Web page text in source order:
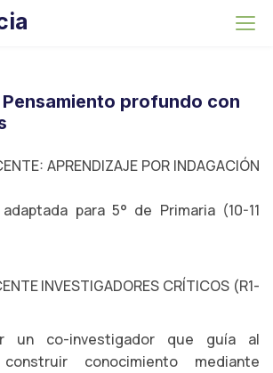
profundo con
APRENDIZAJE POR INDAGACIÓN
para 5° de Primaria (10-11
INVESTIGADORES CRÍTICOS (R1-
un co-investigador que guía al
conocimiento mediante